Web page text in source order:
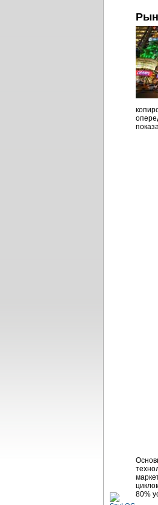
80%